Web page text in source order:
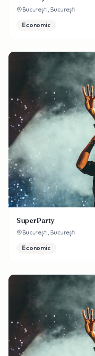
București, București
Economic
SuperParty
București, București
Economic